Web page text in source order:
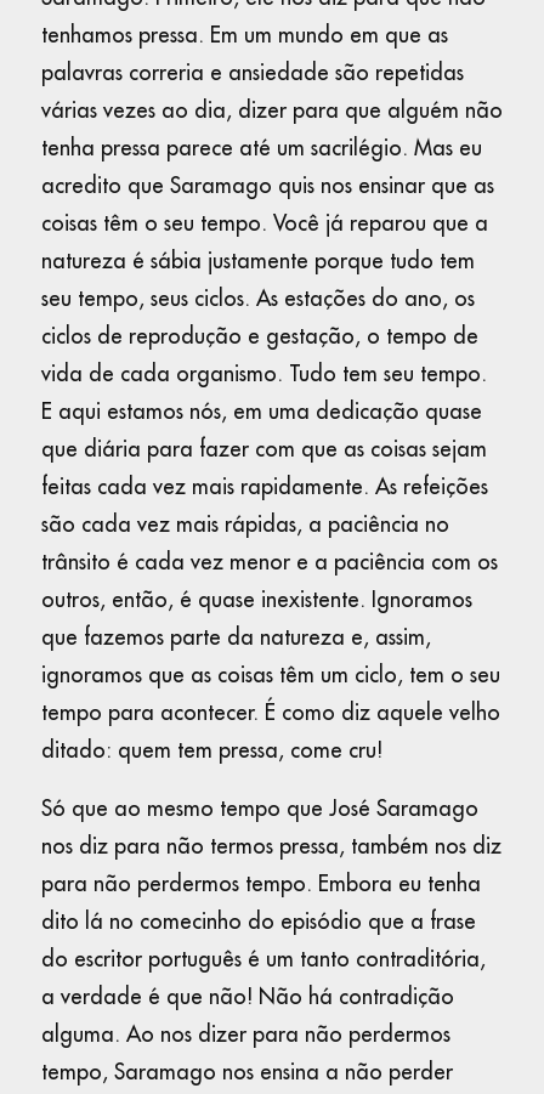
tenhamos pressa. Em um mundo em que as
palavras correria e ansiedade são repetidas
várias vezes ao dia, dizer para que alguém não
tenha pressa parece até um sacrilégio. Mas eu
acredito que Saramago quis nos ensinar que as
coisas têm o seu tempo. Você já reparou que a
natureza é sábia justamente porque tudo tem
seu tempo, seus ciclos. As estações do ano, os
ciclos de reprodução e gestação, o tempo de
vida de cada organismo. Tudo tem seu tempo.
E aqui estamos nós, em uma dedicação quase
que diária para fazer com que as coisas sejam
feitas cada vez mais rapidamente. As refeições
são cada vez mais rápidas, a paciência no
trânsito é cada vez menor e a paciência com os
outros, então, é quase inexistente. Ignoramos
que fazemos parte da natureza e, assim,
ignoramos que as coisas têm um ciclo, tem o seu
tempo para acontecer. É como diz aquele velho
ditado: quem tem pressa, come cru!
Só que ao mesmo tempo que José Saramago
nos diz para não termos pressa, também nos diz
para não perdermos tempo. Embora eu tenha
dito lá no comecinho do episódio que a frase
do escritor português é um tanto contraditória,
a verdade é que não! Não há contradição
alguma. Ao nos dizer para não perdermos
tempo, Saramago nos ensina a não perder